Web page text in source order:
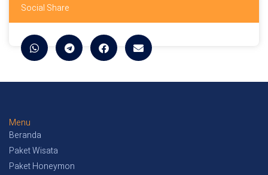
Social Share
Menu
Beranda
Paket Wisata
Paket Honeymon